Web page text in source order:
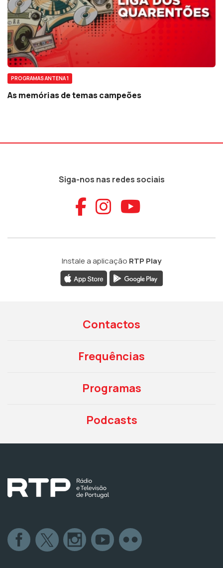
PROGRAMAS ANTENA 1
As memórias de temas campeões
Siga-nos nas redes sociais
Aceder ao
Aceder ao
Aceder
Instale a aplicação RTP Play
Contactos
Frequências
Programas
Podcasts